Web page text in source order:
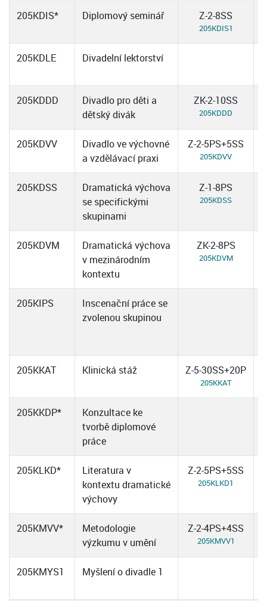
205KDIS* Diplomový seminář Z-2-8SS
205KDIS1
205KDLE Divadelní lektorství
205KDDD
Divadlo pro děti a
dětský divák
ZK-2-10SS
205KDDD
205KDVV
Divadlo ve výchovné
a vzdělávací praxi
Z-2-5PS+5SS
205KDVV
205KDSS
Dramatická výchova
se specifickými
skupinami
Z-1-8PS
205KDSS
205KDVM
Dramatická výchova
v mezinárodním
kontextu
ZK-2-8PS
205KDVM
205KIPS
Inscenační práce se
zvolenou skupinou
205KKAT Klinická stáž Z-5-30SS+20P
205KKAT
205KKDP*
Konzultace ke
tvorbě diplomové
práce
205KLKD*
Literatura v
kontextu dramatické
výchovy
Z-2-5PS+5SS
205KLKD1
205KMVV*
Metodologie
výzkumu v umění
Z-2-4PS+4SS
205KMVV1
205KMYS1 Myšlení o divadle 1